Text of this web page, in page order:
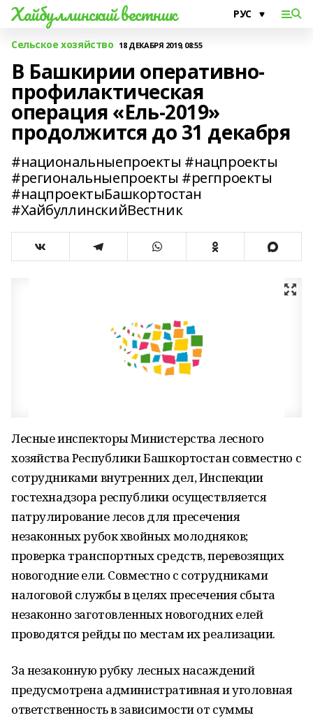
Хайбуллинский вестник
Сельское хозяйство 18 ДЕКАБРЯ 2019, 08:55
В Башкирии оперативно-
профилактическая
операция «Ель-2019»
продолжится до 31 декабря
#национальныепроекты #нацпроекты
#региональныепроекты #регпроекты
#нацпроектыБашкортостан
#ХайбуллинскийВестник
Лесные инспекторы Министерства лесного
хозяйства Республики Башкортостан совместно с
сотрудниками внутренних дел, Инспекции
гостехнадзора республики осуществляется
патрулирование лесов для пресечения
незаконных рубок хвойных молодняков;
проверка транспортных средств, перевозящих
новогодние ели. Совместно с сотрудниками
налоговой службы в целях пресечения сбыта
незаконно заготовленных новогодних елей
проводятся рейды по местам их реализации.
За незаконную рубку лесных насаждений
предусмотрена административная и уголовная
ответственность в зависимости от суммы